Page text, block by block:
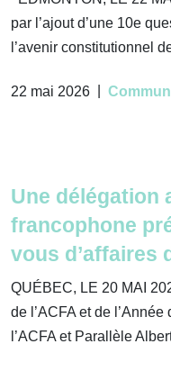
par l’ajout d’une 10e
l’avenir constitutionnel
22 mai 2026
Une délégation
francophone
vous d’affaires
QUÉBEC, LE 20 MAI
de l’ACFA et de
l’ACFA et Parallèle